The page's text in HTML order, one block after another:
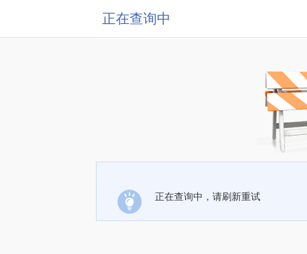
正在查询中
正在查询中，请刷新重试